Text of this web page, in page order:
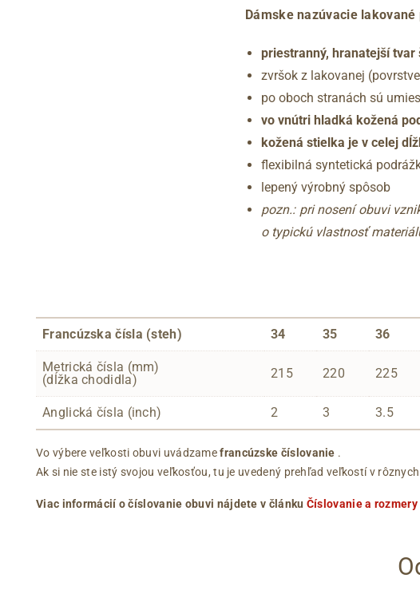
Dámske nazúvacie
priestranný, hranatejší tvar
zvršok z lakovanej
po oboch stranách sú
vo vnútri hladká kožená
kožená stielka je v celej
flexibilná syntetická
lepený výrobný spôsob
pozn.: pri nosení obuvi
o typickú vlastnosť
Francúzska čísla (steh) 34 35 36
Metrická čísla (mm)
(dĺžka chodidla)
215 220 225
Anglická čísla (inch) 2 3 3.5
Vo výbere veľkosti obuvi uvádzamefrancúzske číslovanie .
Ak si nie ste istý svojou veľkosťou, tu je uvedený prehľad veľkostí v
Viac informácií o číslovanie obuvi nájdete v článku Číslovanie a rozmery